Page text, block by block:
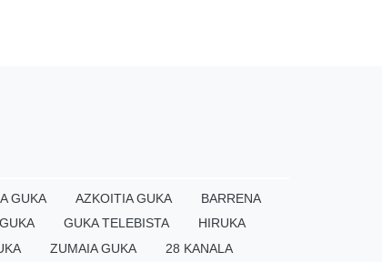
GUKA AZKOITIA GUKA
BARRENA
GUKA GUKA TELEBISTA
HIRUKA
ZUMAIA GUKA 28 KANALA